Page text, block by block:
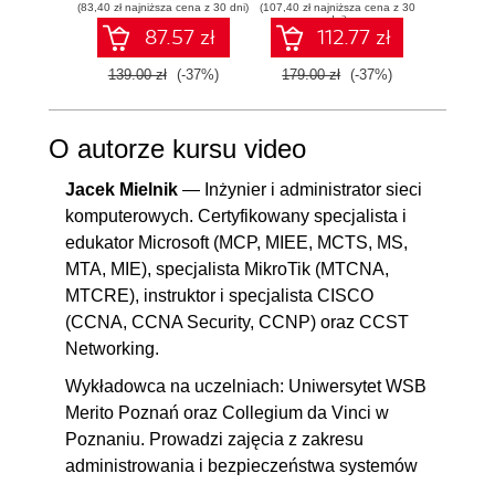
Wydanie IV
(83,40 zł najniższa cena z 30 dni)
87.57 zł
139.00 zł (-37%)
(107,40 zł najniższa cena z 30
dni)
112.77 zł
179.00 zł (-37%)
O autorze kursu video
Jacek Mielnik — Inżynier i administrator sieci
komputerowych. Certyfikowany specjalista i
edukator Microsoft (MCP, MIEE, MCTS, MS,
MTA, MIE), specjalista MikroTik (MTCNA,
MTCRE), instruktor i specjalista CISCO
(CCNA, CCNA Security, CCNP) oraz CCST
Networking.
Wykładowca na uczelniach: Uniwersytet WSB
Merito Poznań oraz Collegium da Vinci w
Poznaniu. Prowadzi zajęcia z zakresu
administrowania i bezpieczeństwa systemów